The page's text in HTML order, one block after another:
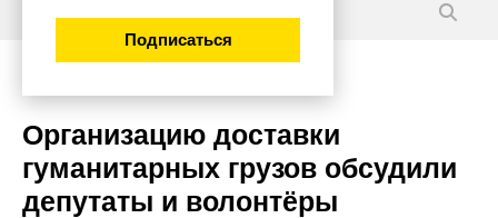
Организацию доставки
гуманитарных грузов обсудили
депутаты и волонтёры
Подписаться